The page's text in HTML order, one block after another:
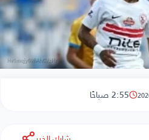
2:55 صباحًا